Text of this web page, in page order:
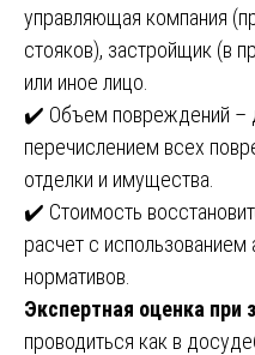
управляющая компания
стояков), застройщик (в
или иное лицо.
✔️ Объем повреждений –
перечислением всех
отделки и имущества.
✔️ Стоимость
расчет с
нормативов.
Экспертная оценка при
проводиться как в